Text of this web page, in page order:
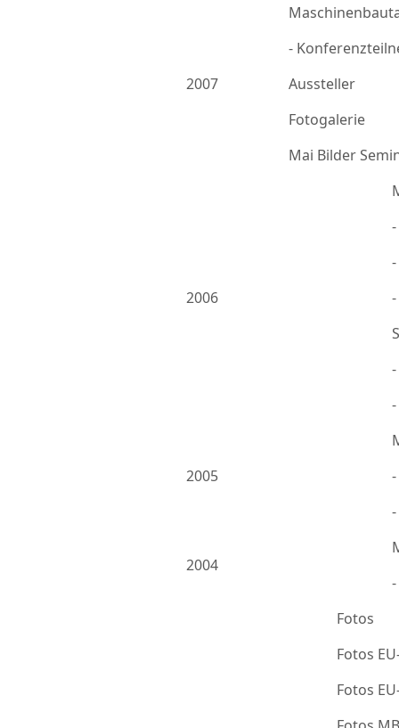
2007
-
Aussteller
Fotogalerie
Mai Bilder
2006
2005
2004
Fotos
Fotos
Fotos